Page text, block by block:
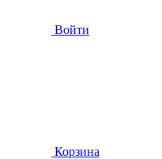
Войти
Корзина